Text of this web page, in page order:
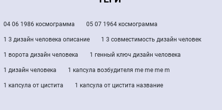
04 06 1986 космограмма 05 07 1964 космограмма
1 3 дизайн человека описание 1 3 совместимость дизайн человек
1 ворота дизайн человека 1 генный ключ дизайн человека
1 дизайн человека 1 капсула возбудителя me me me m
1 капсула от цистита 1 капсула от цистита название